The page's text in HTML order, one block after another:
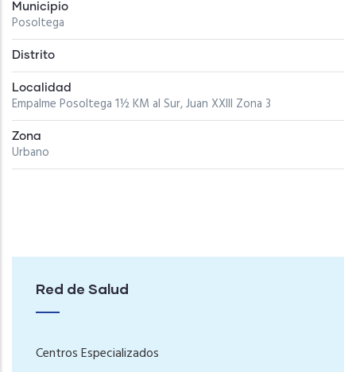
Municipio
Posoltega
Distrito
Localidad
Empalme Posoltega 1½ KM al Sur, Juan XXIII Zona 3
Zona
Urbano
Red de Salud
Centros Especializados